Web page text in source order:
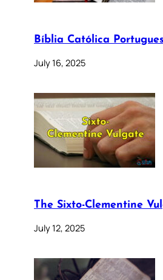
Bíblia Católica
July 16, 2025
The Sixto-Clementine
July 12, 2025